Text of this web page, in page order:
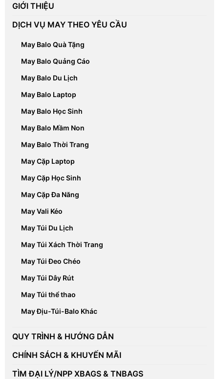
GIỚI THIỆU
DỊCH VỤ MAY THEO YÊU CẦU
May Balo Quà Tặng
May Balo Quảng Cáo
May Balo Du Lịch
May Balo Laptop
May Balo Học Sinh
May Balo Mầm Non
May Balo Thời Trang
May Cặp Laptop
May Cặp Học Sinh
May Cặp Đa Năng
May Vali Kéo
May Túi Du Lịch
May Túi Xách Thời Trang
May Túi Đeo Chéo
May Túi Dây Rút
May Túi thể thao
May Địu-Túi-Balo Khác
QUY TRÌNH & HƯỚNG DẪN
CHÍNH SÁCH & KHUYẾN MÃI
TÌM ĐẠI LÝ/NPP XBAGS & TNBAGS